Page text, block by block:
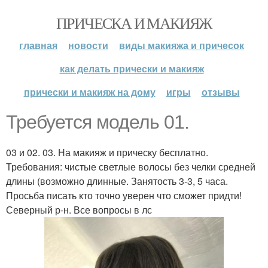
ПРИЧЕСКА И МАКИЯЖ
главная новости
виды макияжа и причесок
как делать прически и макияж
прически и макияж на дому
игры отзывы
Требуется модель 01.
03 и 02. 03. На макияж и прическу бесплатно.
Требования: чистые светлые волосы без челки средней
длины (возможно длинные. Занятость 3-3, 5 часа.
Просьба писать кто точно уверен что сможет придти!
Северный р-н. Все вопросы в лс